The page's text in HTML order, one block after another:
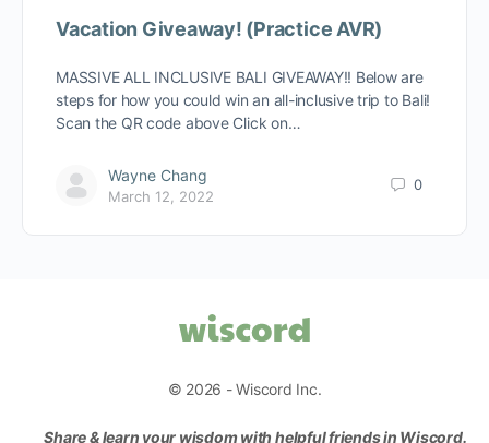
Vacation Giveaway! (Practice AVR)
MASSIVE ALL INCLUSIVE BALI GIVEAWAY!! Below are
steps for how you could win an all-inclusive trip to Bali!
Scan the QR code above Click on…
Wayne Chang
March 12, 2022
0
© 2026 - Wiscord Inc.
Share & learn your wisdom with helpful friends in Wiscord.